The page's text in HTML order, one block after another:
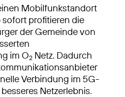
Mobilfunkstandort
profitieren die
der Gemeinde von
im O2 Netz. Dadurch
Verbindung im 5G-
Netzerlebnis.